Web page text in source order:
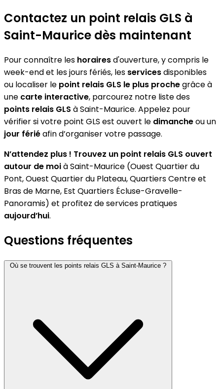
Contactez un point relais GLS à
Saint-Maurice dès maintenant
Pour connaître les horairesd'ouverture, y compris le
week-end et les jours fériés, les servicesdisponibles
ou localiser le point relais GLS le plus prochegrâce à
une carte interactive, parcourez notre liste des
points relais GLS à Saint-Maurice. Appelez pour
vérifier si votre point GLS est ouvert le dimancheou un
jour fériéafin d’organiser votre passage.
N’attendez plus ! Trouvez un point relais GLS ouvert
autour de moià Saint-Maurice (Ouest Quartier du
Pont, Ouest Quartier du Plateau, Quartiers Centre et
Bras de Marne, Est Quartiers Écluse-Gravelle-
Panoramis) et profitez de services pratiques
aujourd’hui.
Questions fréquentes
Où se trouvent les points relais GLS à Saint-Maurice ?